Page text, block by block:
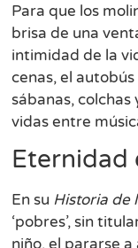
Para que los
brisa de una
intimidad de la
cenas, el
sábanas,
vidas entre
Eternidad
En su Historia de
‘pobres’, sin
niño, el pararse